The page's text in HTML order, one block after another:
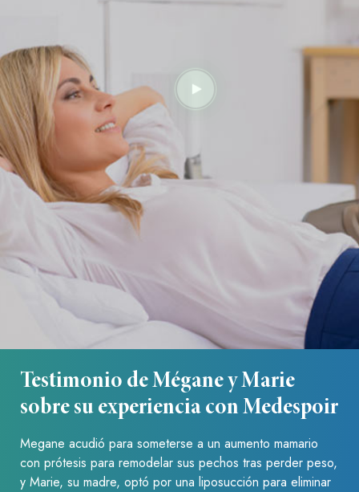
Testimonio de Mégane y Marie
sobre su experiencia con Medespoir
Megane acudió para someterse a un aumento mamario
con prótesis para remodelar sus pechos tras perder peso,
y Marie, su madre, optó por una liposucción para eliminar